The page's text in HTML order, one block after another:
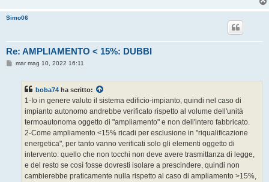
Simo06
Re: AMPLIAMENTO < 15%: DUBBI
Mmar mag 10, 2022 16:11
boba74 ha scritto:
1-Io in genere valuto il sistema edificio-impianto, quindi nel caso di
impianto autonomo andrebbe verificato rispetto al volume dell'unità
termoautonoma oggetto di "ampliamento" e non dell'intero fabbricato.
2-Come ampliamento <15% ricadi per esclusione in "riqualificazione
energetica", per tanto vanno verificati solo gli elementi oggetto di
intervento: quello che non tocchi non deve avere trasmittanza di legge,
e del resto se così fosse dovresti isolare a prescindere, quindi non
cambierebbe praticamente nulla rispetto al caso di ampliamento >15%,